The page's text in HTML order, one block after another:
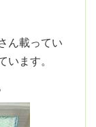
ん載ってい
ます。